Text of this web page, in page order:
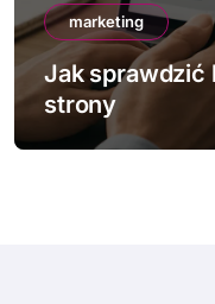
marketing
Jak sprawdzić
strony